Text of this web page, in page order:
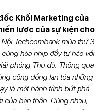
Khối Marketing của
lược của sự kiện cho
Techcombank mùa thứ 3
hòa nhịp đầy tự hào với
phóng Thủ đô. Thông qua
cộng đồng lan tỏa những
là một hành trình bứt phá
của bản thân. Cùng nhau,